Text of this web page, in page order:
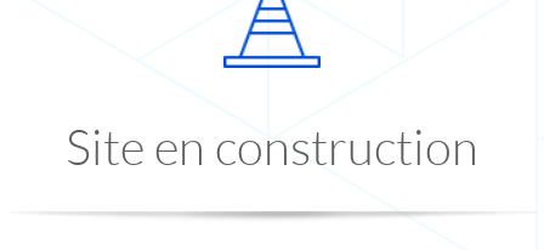
Site en construction